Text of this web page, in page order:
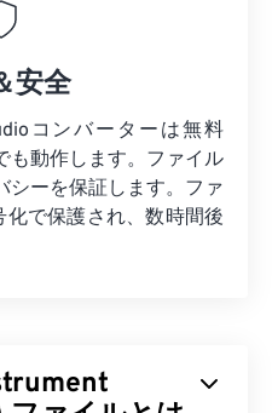
安全
コンバーターは無料
も動作します。ファイル
シーを保証します。ファ
で保護され、数時間後